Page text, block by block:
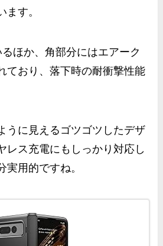
ます。
ほか、角部分にはエアーク
ており、落下時の耐衝撃性能
うに見えるゴツゴツしたデザ
レス充電にもしっかり対応し
実用的ですね。